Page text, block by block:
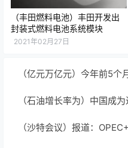
（丰田燃料电池）丰田开发出
封装式燃料电池系统模块
2021年02月27日
（亿元万亿元）今年前5
（沙特会议）报道：